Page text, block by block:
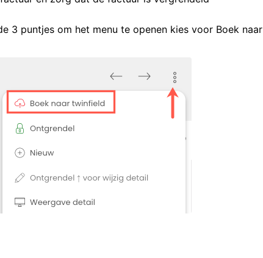
3 puntjes om het menu te openen kies voor Boek naar